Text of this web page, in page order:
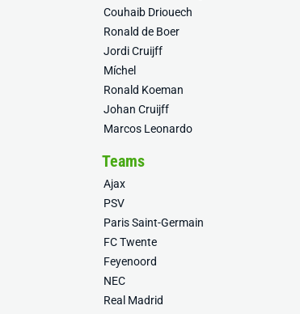
Couhaib Driouech
Ronald de Boer
Jordi Cruijff
Míchel
Ronald Koeman
Johan Cruijff
Marcos Leonardo
Teams
Ajax
PSV
Paris Saint-Germain
FC Twente
Feyenoord
NEC
Real Madrid